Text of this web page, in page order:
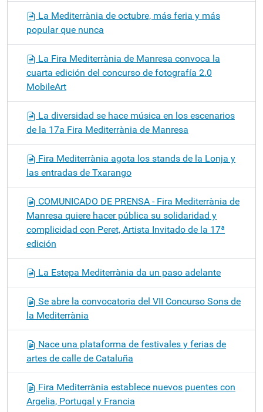
La Mediterrània de octubre, más feria y más
popular que nunca
La Fira Mediterrània de Manresa convoca la
cuarta edición del concurso de fotografía 2.0
MobileArt
La diversidad se hace música en los escenarios
de la 17a Fira Mediterrània de Manresa
Fira Mediterrània agota los stands de la Lonja y
las entradas de Txarango
COMUNICADO DE PRENSA - Fira Mediterrània de
Manresa quiere hacer pública su solidaridad y
complicidad con Peret, Artista Invitado de la 17ª
edición
La Estepa Mediterrània da un paso adelante
Se abre la convocatoria del VII Concurso Sons de
la Mediterrània
Nace una plataforma de festivales y ferias de
artes de calle de Cataluña
Fira Mediterrània establece nuevos puentes con
Argelia, Portugal y Francia